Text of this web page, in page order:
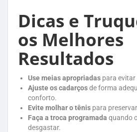
Dicas e
os Melhores
Resultados
Use meias apropriadas para
Ajuste os cadarçosde forma
conforto.
Evite molhar o tênis para
Faça a troca programada quando
desgastar.